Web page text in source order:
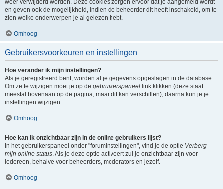
weer verwijderd worden. Deze cookies zorgen ervoor dat je aangemeld wordt
en geven ook de mogelijkheid, indien de beheerder dit heeft inschakeld, om te
zien welke onderwerpen je al gelezen hebt.
Omhoog
Gebruikersvoorkeuren en instellingen
Hoe verander ik mijn instellingen?
Als je geregistreerd bent, worden al je gegevens opgeslagen in de database.
Om ze te wijzigen moet je op de gebruikerspaneel link klikken (deze staat
meestal bovenaan op de pagina, maar dit kan verschillen), daarna kun je je
instellingen wijzigen.
Omhoog
Hoe kan ik onzichtbaar zijn in de online gebruikers lijst?
In het gebruikerspaneel onder "foruminstellingen", vind je de optie Verberg
mijn online status. Als je deze optie activeert zul je onzichtbaar zijn voor
iedereen, behalve voor beheerders, moderators en jezelf.
Omhoog